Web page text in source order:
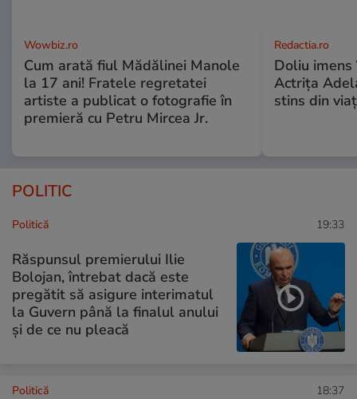
Wowbiz.ro
Cum arată fiul Mădălinei Manole
la 17 ani! Fratele regretatei
artiste a publicat o fotografie în
premieră cu Petru Mircea Jr.
Redactia.ro
Doliu
Actrița
stins din
POLITIC
Politică 19:33
Răspunsul premierului Ilie
Bolojan, întrebat dacă este
pregătit să asigure interimatul
la Guvern până la finalul anului
și de ce nu pleacă
Politică 18:37